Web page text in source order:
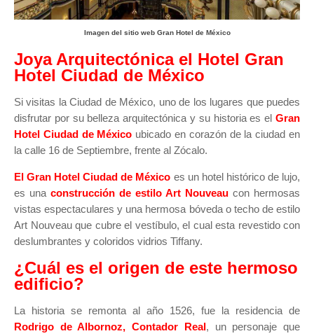
Imagen del sitio web Gran Hotel de México
Joya Arquitectónica el Hotel Gran
Hotel Ciudad de México
Si visitas la Ciudad de México, uno de los lugares que puedes
disfrutar por su belleza arquitectónica y su historia es el Gran
Hotel Ciudad de México ubicado en corazón de la ciudad en
la calle 16 de Septiembre, frente al Zócalo.
El Gran Hotel Ciudad de México es un hotel histórico de lujo,
es una construcción de estilo Art Nouveau con hermosas
vistas espectaculares y una hermosa bóveda o techo de estilo
Art Nouveau que cubre el vestíbulo, el cual esta revestido con
deslumbrantes y coloridos vidrios Tiffany.
¿Cuál es el origen de este hermoso
edificio?
La historia se remonta al año 1526, fue la residencia de
Rodrigo de Albornoz, Contador Real, un personaje que